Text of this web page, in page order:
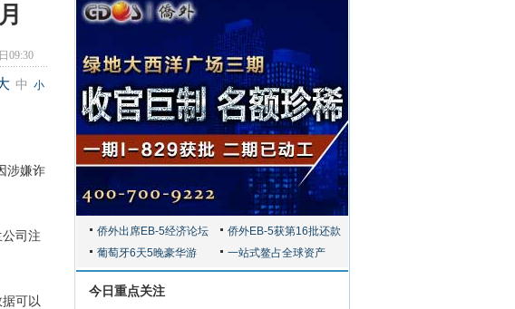
09:30
中 小
涉嫌诈
司注
可以
今日重点关注